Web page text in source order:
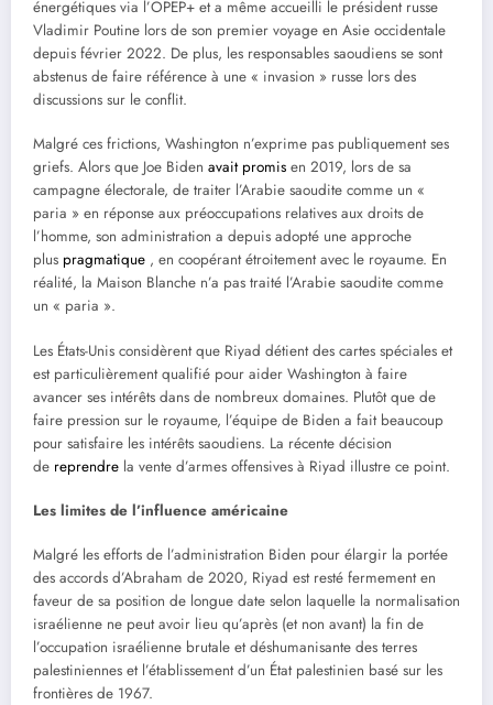
énergétiques via l’OPEP+ et a même accueilli le président russe
Vladimir Poutine lors de son premier voyage en Asie occidentale
depuis février 2022. De plus, les responsables saoudiens se sont
abstenus de faire référence à une « invasion » russe lors des
discussions sur le conflit.
Malgré ces frictions, Washington n’exprime pas publiquement ses
griefs. Alors que Joe Biden avait promis en 2019, lors de sa
campagne électorale, de traiter l’Arabie saoudite comme un «
paria » en réponse aux préoccupations relatives aux droits de
l’homme, son administration a depuis adopté une approche
plus pragmatique , en coopérant étroitement avec le royaume. En
réalité, la Maison Blanche n’a pas traité l’Arabie saoudite comme
un « paria ».
Les États-Unis considèrent que Riyad détient des cartes spéciales et
est particulièrement qualifié pour aider Washington à faire
avancer ses intérêts dans de nombreux domaines. Plutôt que de
faire pression sur le royaume, l’équipe de Biden a fait beaucoup
pour satisfaire les intérêts saoudiens. La récente décision
de reprendre la vente d’armes offensives à Riyad illustre ce point.
Les limites de l’influence américaine
Malgré les efforts de l’administration Biden pour élargir la portée
des accords d’Abraham de 2020, Riyad est resté fermement en
faveur de sa position de longue date selon laquelle la normalisation
israélienne ne peut avoir lieu qu’après (et non avant) la fin de
l’occupation israélienne brutale et déshumanisante des terres
palestiniennes et l’établissement d’un État palestinien basé sur les
frontières de 1967.